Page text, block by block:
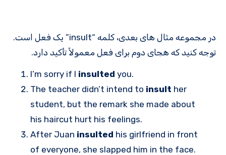
در مجموعه مثال های بعدی، کلمه “insult” یک فعل است.
توجه کنید که هجای دوم برای فعل معمولاً تأکید دارد.
I’m sorry if I insulted you.
The teacher didn’t intend to insult her
student, but the remark she made about
his haircut hurt his feelings.
After Juan insulted his girlfriend in front
of everyone, she slapped him in the face.